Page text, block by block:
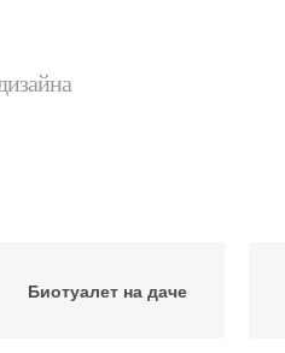
Биотуалет на даче